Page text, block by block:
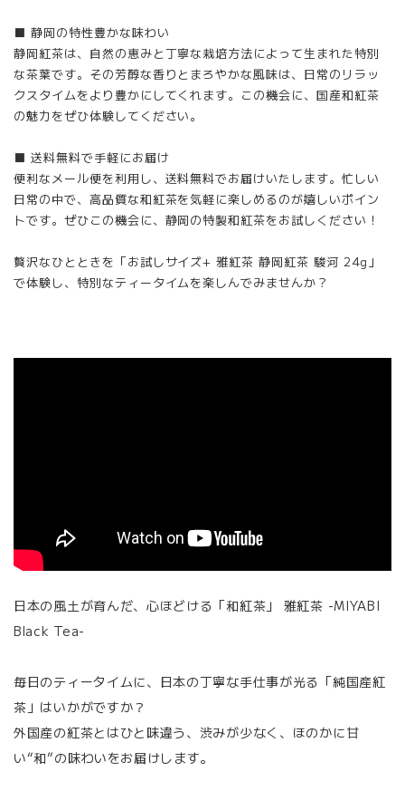
■ 静岡の特性豊かな味わい
静岡紅茶は、自然の恵みと丁寧な栽培方法によって生まれた特別
な茶葉です。その芳醇な香りとまろやかな風味は、日常のリラッ
クスタイムをより豊かにしてくれます。この機会に、国産和紅茶
の魅力をぜひ体験してください。
■ 送料無料で手軽にお届け
便利なメール便を利用し、送料無料でお届けいたします。忙しい
日常の中で、高品質な和紅茶を気軽に楽しめるのが嬉しいポイン
トです。ぜひこの機会に、静岡の特製和紅茶をお試しください！
贅沢なひとときを「お試しサイズ+ 雅紅茶 静岡紅茶 駿河 24g」
で体験し、特別なティータイムを楽しんでみませんか？
日本の風土が育んだ、心ほどける「和紅茶」 雅紅茶 -MIYABI
Black Tea-
毎日のティータイムに、日本の丁寧な手仕事が光る「純国産紅
茶」はいかがですか？
外国産の紅茶とはひと味違う、渋みが少なく、ほのかに甘
い“和”の味わいをお届けします。